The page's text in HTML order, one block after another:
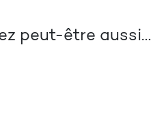
peut-être aussi…